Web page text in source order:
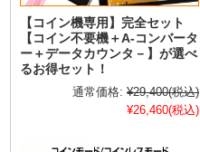
【コイン機専用】完全セット
【コイン不要機＋A-コンバータ
ー＋データカウンタ－】が選べ
るお得セット！
通常価格: ¥29,400(税込)
¥26,460(税込)